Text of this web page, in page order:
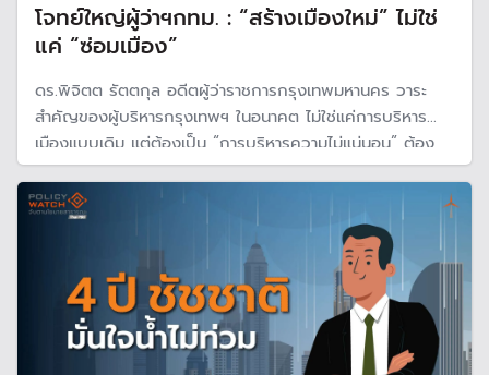
โจทย์ใหญ่ผู้ว่าฯกทม. : “สร้างเมืองใหม่” ไม่ใช่
แค่ “ซ่อมเมือง”
ดร.พิจิตต รัตตกุล อดีตผู้ว่าราชการกรุงเทพมหานคร วาระ
สำคัญของผู้บริหารกรุงเทพฯ ในอนาคต ไม่ใช่แค่การบริหาร
เมืองแบบเดิม แต่ต้องเป็น “การบริหารความไม่แน่นอน” ต้อง
สร้างเมืองใหม่ ไม่ใช่แค่ซ่อมเมือง ต้องมองภาพรวมของเมือง
เชื่อมโยงกัน ออกแบบระบบเมืองรวมให้ยืดหยุ่นปรับตัวรับโลก
ร้อน